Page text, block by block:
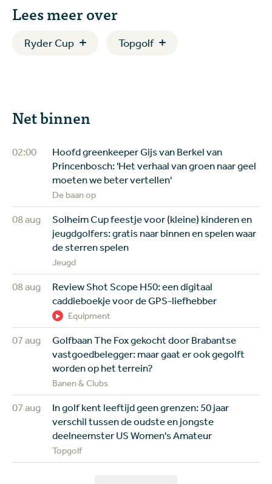
Lees meer over
Ryder Cup Topgolf
Net binnen
02:00
Hoofd greenkeeper Gijs van Berkel van
Princenbosch: 'Het verhaal van groen naar geel
moeten we beter vertellen'
De baan op
08 aug
Solheim Cup feestje voor (kleine) kinderen en
jeugdgolfers: gratis naar binnen en spelen waar
de sterren spelen
Jeugd
08 aug
Review Shot Scope H50: een digitaal
caddieboekje voor de GPS-liefhebber
Equipment
07 aug
Golfbaan The Fox gekocht door Brabantse
vastgoedbelegger: maar gaat er ook gegolft
worden op het terrein?
Banen & Clubs
07 aug
In golf kent leeftijd geen grenzen: 50 jaar
verschil tussen de oudste en jongste
deelneemster US Women's Amateur
Topgolf